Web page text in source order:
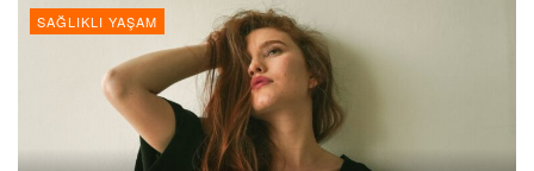
SAĞLIKLI YAŞAM